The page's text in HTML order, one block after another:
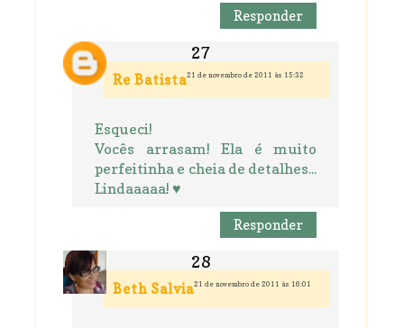
Responder
Re Batista21 de novembro de 2011 às 15:32
Esqueci!
Vocês arrasam! Ela é muito
perfeitinha e cheia de detalhes...
Lindaaaaa! ♥
Responder
Beth Salvia21 de novembro de 2011 às 16:01